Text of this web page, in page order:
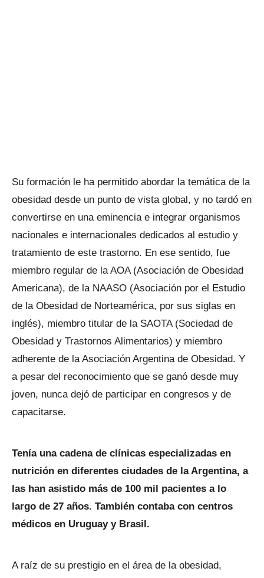
Su formación le ha permitido abordar la temática de la
obesidad desde un punto de vista global, y no tardó en
convertirse en una eminencia e integrar organismos
nacionales e internacionales dedicados al estudio y
tratamiento de este trastorno. En ese sentido, fue
miembro regular de la AOA (Asociación de Obesidad
Americana), de la NAASO (Asociación por el Estudio
de la Obesidad de Norteamérica, por sus siglas en
inglés), miembro titular de la SAOTA (Sociedad de
Obesidad y Trastornos Alimentarios) y miembro
adherente de la Asociación Argentina de Obesidad. Y
a pesar del reconocimiento que se ganó desde muy
joven, nunca dejó de participar en congresos y de
capacitarse.
Tenía una cadena de clínicas especializadas en
nutrición en diferentes ciudades de la Argentina, a
las han asistido más de 100 mil pacientes a lo
largo de 27 años. También contaba con centros
médicos en Uruguay y Brasil.
A raíz de su prestigio en el área de la obesidad,